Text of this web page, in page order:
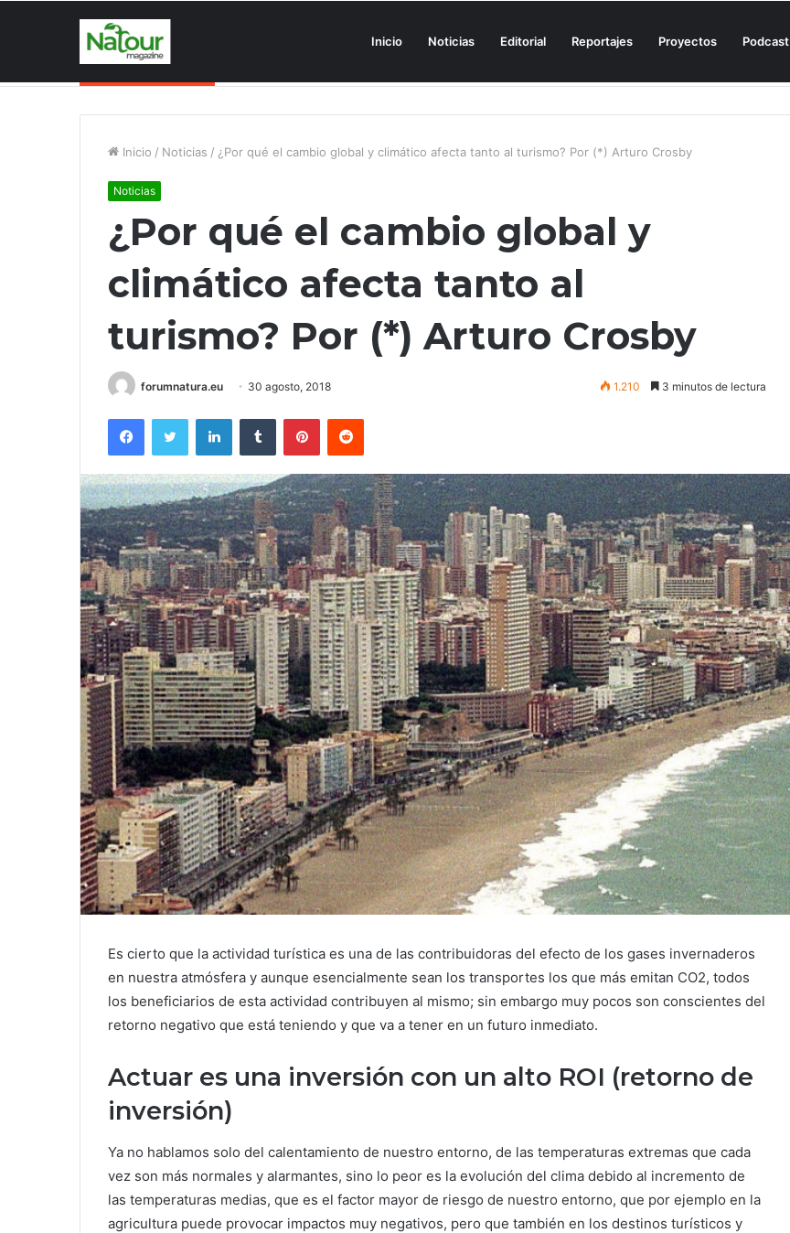
Inicio Noticias Editorial Reportajes Proyectos Podcast
Inicio / Noticias / ¿Por qué el cambio global y climático afecta tanto al turismo? Por (*) Arturo Crosby
Noticias
¿Por qué el cambio global y
climático afecta tanto al
turismo? Por (*) Arturo Crosby
forumnatura.eu 30 agosto, 2018 1.210 3 minutos de lectura
FacebookTwitter LinkedInTumblr PinterestReddit
Es cierto que la actividad turística es una de las contribuidoras del efecto de los gases invernaderos
en nuestra atmósfera y aunque esencialmente sean los transportes los que más emitan CO2, todos
los beneficiarios de esta actividad contribuyen al mismo; sin embargo muy pocos son conscientes del
retorno negativo que está teniendo y que va a tener en un futuro inmediato.
Actuar es una inversión con un alto ROI (retorno de
inversión)
Ya no hablamos solo del calentamiento de nuestro entorno, de las temperaturas extremas que cada
vez son más normales y alarmantes, sino lo peor es la evolución del clima debido al incremento de
las temperaturas medias, que es el factor mayor de riesgo de nuestro entorno, que por ejemplo en la
agricultura puede provocar impactos muy negativos, pero que también en los destinos turísticos y